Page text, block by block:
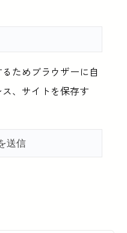
ためブラウザーに自
、サイトを保存す